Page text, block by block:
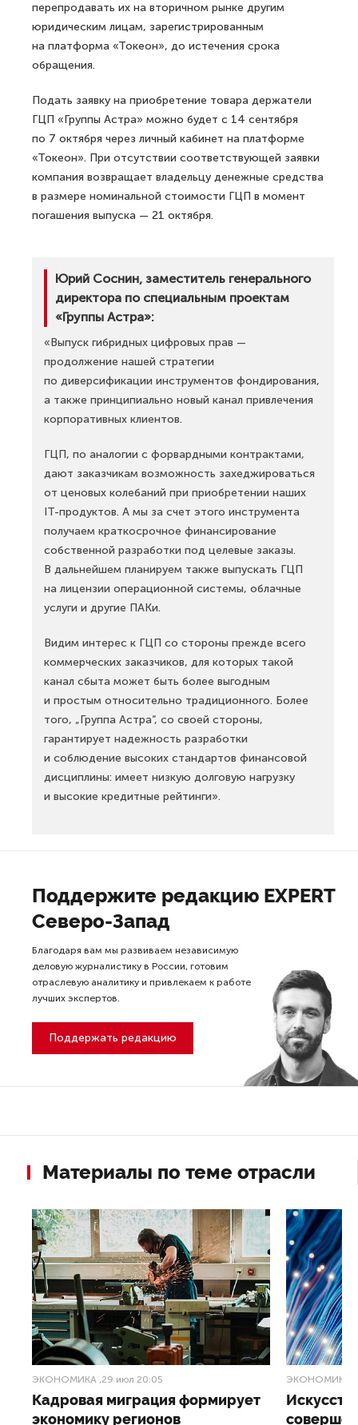
перепродавать их на вторичном рынке другим
юридическим лицам, зарегистрированным
на платформа «Токеон», до истечения срока
обращения.
Подать заявку на приобретение товара держатели
ГЦП «Группы Астра» можно будет с 14 сентября
по 7 октября через личный кабинет на платформе
«Токеон». При отсутствии соответствующей заявки
компания возвращает владельцу денежные средства
в размере номинальной стоимости ГЦП в момент
погашения выпуска — 21 октября.
Юрий Соснин, заместитель генерального
директора по специальным проектам
«Группы Астра»:
«Выпуск гибридных цифровых прав —
продолжение нашей стратегии
по диверсификации инструментов фондирования,
а также принципиально новый канал привлечения
корпоративных клиентов.
ГЦП, по аналогии с форвардными контрактами,
дают заказчикам возможность захеджироваться
от ценовых колебаний при приобретении наших
IT-продуктов. А мы за счет этого инструмента
получаем краткосрочное финансирование
собственной разработки под целевые заказы.
В дальнейшем планируем также выпускать ГЦП
на лицензии операционной системы, облачные
услуги и другие ПАКи.
Видим интерес к ГЦП со стороны прежде всего
коммерческих заказчиков, для которых такой
канал сбыта может быть более выгодным
и простым относительно традиционного. Более
того, „Группа Астра“, со своей стороны,
гарантирует надежность разработки
и соблюдение высоких стандартов финансовой
дисциплины: имеет низкую долговую нагрузку
и высокие кредитные рейтинги».
Поддержите редакцию EXPERT
Северо-Запад
Благодаря вам мы развиваем независимую
деловую журналистику в России, готовим
отраслевую аналитику и привлекаем к работе
лучших экспертов.
Поддержать редакцию
Материалы по теме отрасли
ЭКОНОМИКА ,29 июл 20:05
Кадровая миграция формирует
экономику регионов
ЭКОНОМИКА